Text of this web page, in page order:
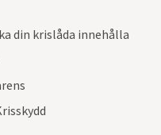
din krislåda innehålla